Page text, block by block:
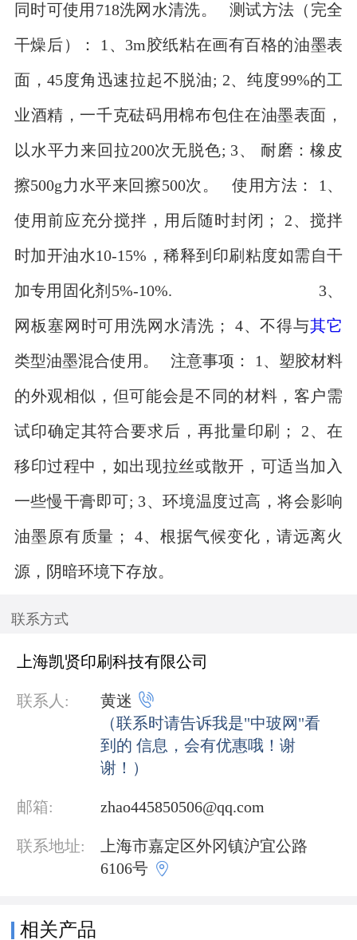
同时可使用718洗网水清洗。 测试方法（完全
干燥后）： 1、3m胶纸粘在画有百格的油墨表
面，45度角迅速拉起不脱油; 2、纯度99%的工
业酒精，一千克砝码用棉布包住在油墨表面，
以水平力来回拉200次无脱色; 3、 耐磨：橡皮
擦500g力水平来回擦500次。 使用方法： 1、
使用前应充分搅拌，用后随时封闭； 2、搅拌
时加开油水10-15%，稀释到印刷粘度如需自干
加专用固化剂5%-10%. 3、
网板塞网时可用洗网水清洗； 4、不得与其它
类型油墨混合使用。 注意事项： 1、塑胶材料
的外观相似，但可能会是不同的材料，客户需
试印确定其符合要求后，再批量印刷； 2、在
移印过程中，如出现拉丝或散开，可适当加入
一些慢干膏即可; 3、环境温度过高，将会影响
油墨原有质量； 4、根据气候变化，请远离火
源，阴暗环境下存放。
联系方式
上海凯贤印刷科技有限公司
联系人: 黄迷 
（联系时请告诉我是"中玻网"看
到的 信息，会有优惠哦！谢
谢！）
邮箱: zhao445850506@qq.com
联系地址:
上海市嘉定区外冈镇沪宜公路
6106号 
相关产品